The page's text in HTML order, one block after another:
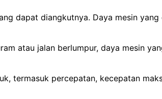
dapat diangkutnya. Daya mesin yang
atau jalan berlumpur, daya mesin
termasuk percepatan, kecepatan